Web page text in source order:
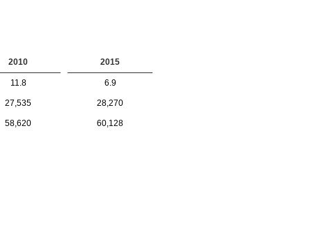
2010 2015
11.8 6.9
27,535 28,270
58,620 60,128